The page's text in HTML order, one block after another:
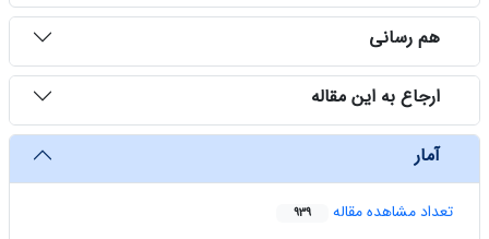
هم رسانی
ارجاع به این مقاله
آمار
تعداد مشاهده مقاله 939